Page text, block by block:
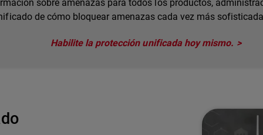
sobre amenazas para todos los productos,
de cómo bloquear amenazas cada vez más
Habilite la protección unificada hoy mismo.